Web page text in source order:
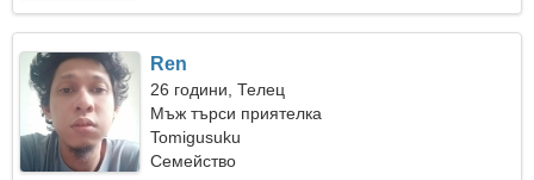
Ren
26 години, Телец
Мъж търси приятелка
Tomigusuku
Семейство